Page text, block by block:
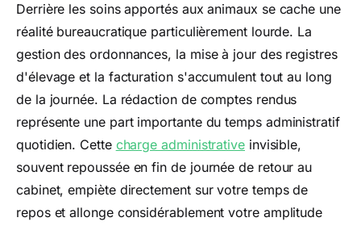
Derrière les soins apportés aux animaux se cache une
réalité bureaucratique particulièrement lourde. La
gestion des ordonnances, la mise à jour des registres
d'élevage et la facturation s'accumulent tout au long
de la journée. La rédaction de comptes rendus
représente une part importante du temps administratif
quotidien. Cette charge administrativeinvisible,
souvent repoussée en fin de journée de retour au
cabinet, empiète directement sur votre temps de
repos et allonge considérablement votre amplitude